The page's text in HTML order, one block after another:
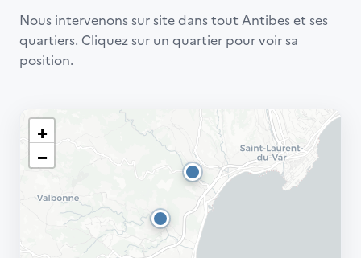
Nous intervenons sur site dans tout Antibes et ses
quartiers. Cliquez sur un quartier pour voir sa
position.
+
−